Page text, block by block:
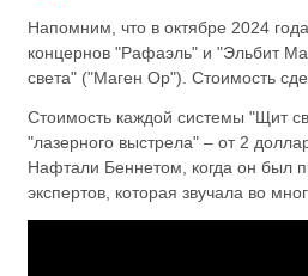
Напомним, что в октябре 2024
концернов "Рафаэль" и "Эльбит
света" ("Маген Ор"). Стоимость
Стоимость каждой системы "Щит
"лазерного выстрела" – от 2
Нафтали Беннетом, когда он был
экспертов, которая звучала во